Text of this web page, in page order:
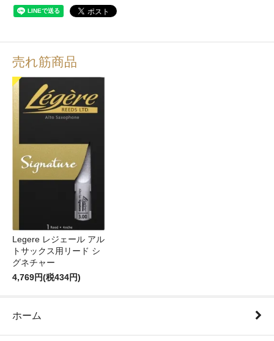
売れ筋商品
Legere レジェール アル
トサックス用リード シ
グネチャー
4,769円(税434円)
ホーム